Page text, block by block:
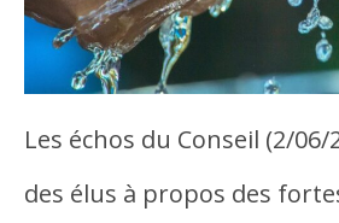
Les échos du Conseil (2/
des élus à propos des